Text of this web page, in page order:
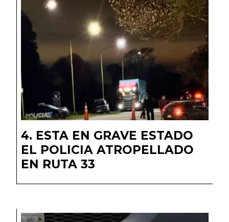
ESTA EN GRAVE ESTADO
EL POLICIA ATROPELLADO
EN RUTA 33